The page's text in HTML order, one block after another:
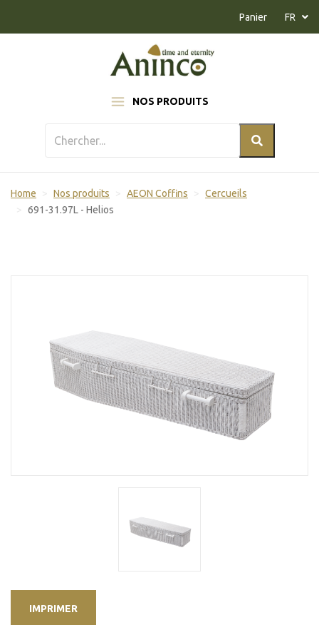
NOS PRODUITS
Panier FR
Home Nos produits AEON Coffins
Cercueils
691-31.97L - Helios
IMPRIMER